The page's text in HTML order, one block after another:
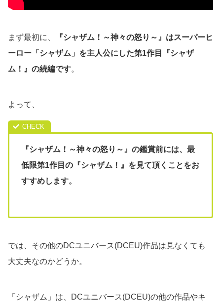
まず最初に、
『シャザム！～神々の怒り～』はスーパーヒ
ーロー「シャザム」を主人公にした第1作目『シャザ
ム！』の続編です。
よって、
『シャザム！～神々の怒り～』の鑑賞前には、最
低限第1作目の『シャザム！』を見て頂くことをお
すすめします。
では、その他のDCユニバース(DCEU)作品は見なくても
大丈夫なのかどうか。
「シャザム」は、DCユニバース(DCEU)の他の作品やキ